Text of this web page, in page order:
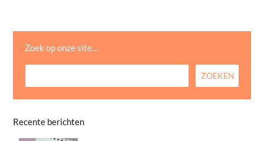
Zoek op onze site…
Recente berichten